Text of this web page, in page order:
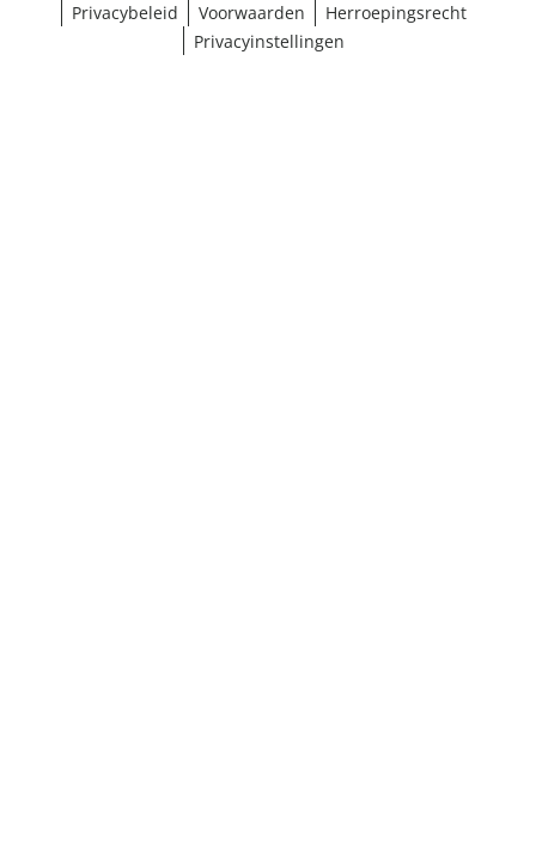
Privacybeleid
Voorwaarden
Herroepingsrecht
Privacyinstellingen